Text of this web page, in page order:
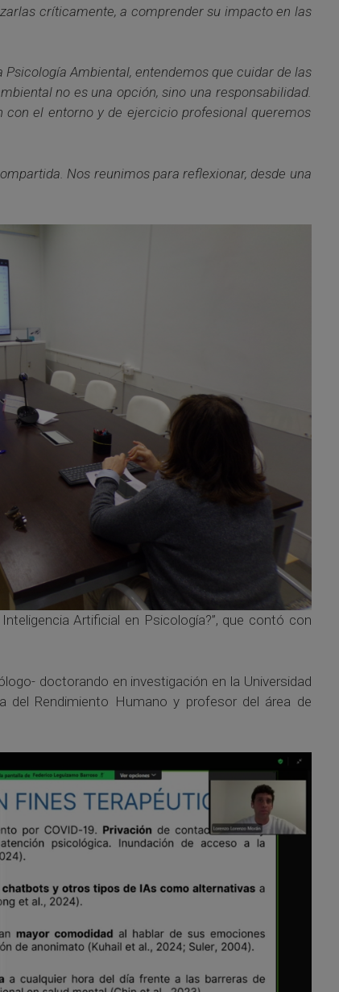
críticamente, a comprender su impacto en las
Ambiental, entendemos que cuidar de las
no es una opción, sino una responsabilidad.
el entorno y de ejercicio profesional queremos
Nos reunimos para reflexionar, desde una
Artificial en Psicología?”, que contó con
doctorando en investigación en la Universidad
del Rendimiento Humano y profesor del área de